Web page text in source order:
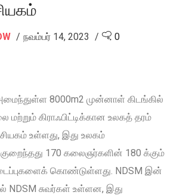
நவம்பர் 14, 2023 0
8000m2 முன்னாள் கிடங்கில்
மற்றும் கிராஃபிட்டிக்கான உலகத் தரம்
உள்ளது, இது உலகம்
குறைந்தது 170 கலைஞர்களின் 180 க்கும்
கொண்டுள்ளது. NDSM இன்
NDSM சுவர்கள் உள்ளன, இது